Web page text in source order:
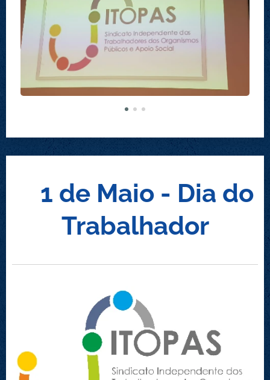
1 de Maio - Dia do
Trabalhador